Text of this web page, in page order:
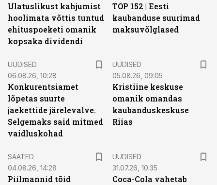
Ulatuslikust kahjumist
hoolimata võttis tuntud
ehituspoeketi omanik
kopsaka dividendi
TOP 152 | Eesti
kaubanduse suurimad
maksuvõlglased
UUDISED
06.08.26, 10:28
Konkurentsiamet
lõpetas suurte
jaekettide järelevalve.
Selgemaks said mitmed
vaidluskohad
UUDISED
05.08.26, 09:05
Kristiine keskuse
omanik omandas
kaubanduskeskuse
Riias
SAATED
04.08.26, 14:28
Piilmannid tõid
UUDISED
31.07.26, 10:35
Coca-Cola vahetab